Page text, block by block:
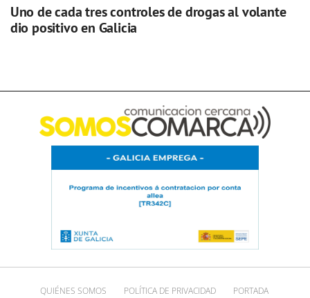
Uno de cada tres controles de drogas al volante
dio positivo en Galicia
QUIÉNES SOMOS POLÍTICA DE PRIVACIDAD
PORTADA